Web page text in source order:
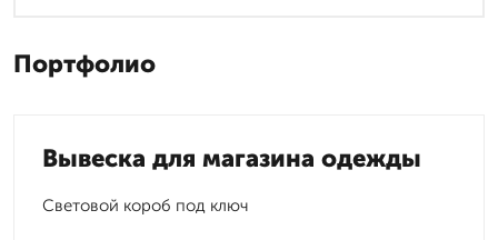
Портфолио
Вывеска для магазина одежды
Световой короб под ключ